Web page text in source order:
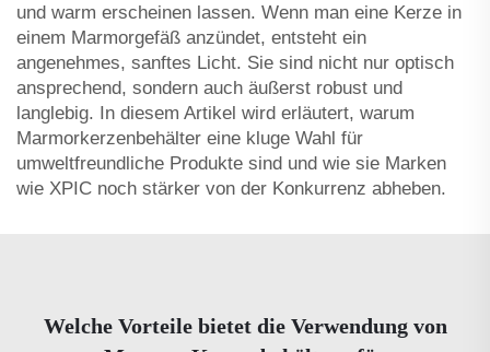
und warm erscheinen lassen. Wenn man eine Kerze in
einem Marmorgefäß anzündet, entsteht ein
angenehmes, sanftes Licht. Sie sind nicht nur optisch
ansprechend, sondern auch äußerst robust und
langlebig. In diesem Artikel wird erläutert, warum
Marmorkerzenbehälter eine kluge Wahl für
umweltfreundliche Produkte sind und wie sie Marken
wie XPIC noch stärker von der Konkurrenz abheben.
Welche Vorteile bietet die Verwendung von